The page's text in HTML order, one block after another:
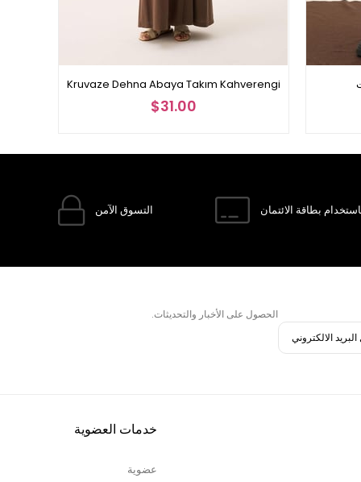
Kruvaze Dehna Abaya Takım Kahverengi
$31.00
بطاقة الائتمان التسوق الآمن
الحصول على الأخبار والتحديثات.
خدمات العضوية
عضوية